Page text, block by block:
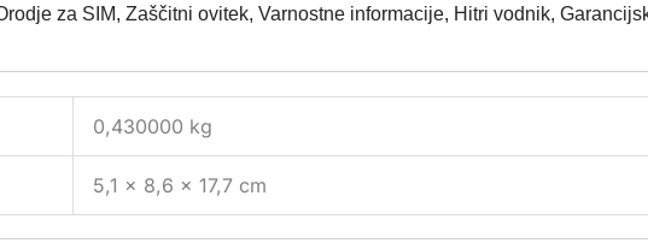
za SIM, Zaščitni ovitek, Varnostne informacije, Hitri vodnik,
0,430000 kg
5,1 × 8,6 × 17,7 cm